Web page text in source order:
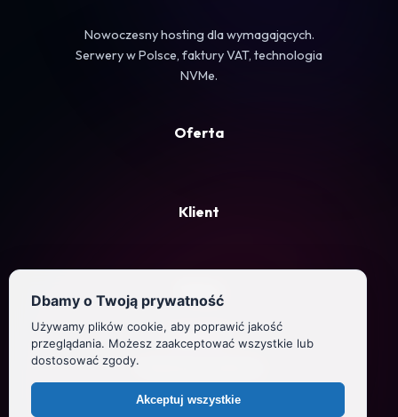
Nowoczesny hosting dla wymagających.
Serwery w Polsce, faktury VAT, technologia
NVMe.
Oferta
Klient
Firma
Regulamin
Polityka prywatności
Dbamy o Twoją prywatność
Używamy plików cookie, aby poprawić jakość
przeglądania. Możesz zaakceptować wszystkie lub
dostosować zgody.
Akceptuj wszystkie